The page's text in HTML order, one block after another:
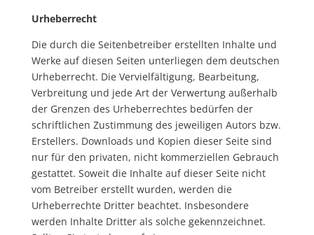
Urheberrecht
Die durch die Seitenbetreiber erstellten Inhalte und
Werke auf diesen Seiten unterliegen dem deutschen
Urheberrecht. Die Vervielfältigung, Bearbeitung,
Verbreitung und jede Art der Verwertung außerhalb
der Grenzen des Urheberrechtes bedürfen der
schriftlichen Zustimmung des jeweiligen Autors bzw.
Erstellers. Downloads und Kopien dieser Seite sind
nur für den privaten, nicht kommerziellen Gebrauch
gestattet. Soweit die Inhalte auf dieser Seite nicht
vom Betreiber erstellt wurden, werden die
Urheberrechte Dritter beachtet. Insbesondere
werden Inhalte Dritter als solche gekennzeichnet.